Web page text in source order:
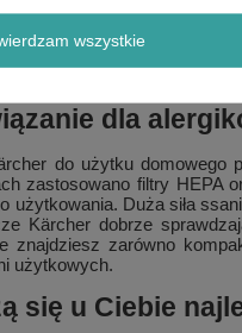
Agro-Metal.pl
rozwiązanie
Co warte podkreślenia,
szerokim wyborem
dla
do użytku domowego
zastosowano filtry HEPA
Duża siła
Kärcher dobrze
zarówno
użytkowych.
się u Ciebie
wszystkie